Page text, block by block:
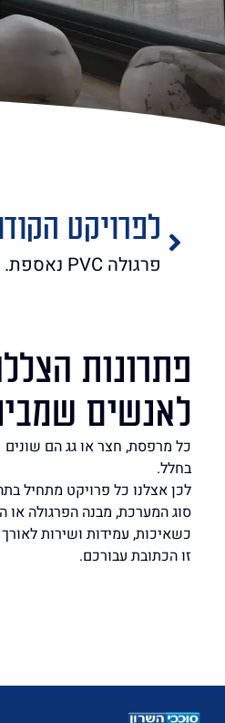
לפרויקט
פרגולה PVC נאספת. מסכי ZIP
פתרונות
לאנשים
כל מרפסת, חצר או גג הם שונים
בחלל.
לכן אצלנו כל פרויקט מתחיל
סוג המערכת, מבנה הפרגולה או
כשאיכות, עמידות ושירות
זו הכתובת עבורכם.